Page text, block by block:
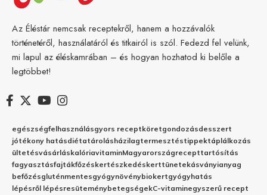
Az Éléstár nemcsak receptekről, hanem a hozzávalók
történetéről, használatáról és titkairól is szól. Fedezd fel velünk,
mi lapul az éléskamrában – és hogyan hozhatod ki belőle a
legtöbbet!
egészségfelhasználásgyors receptköretgondozásdesszert
jótékony hatásdiétatárolásházilagtermesztéstippektáplálkozás
ültetésvásárláskalóriavitaminMagyarországrecepttartósítás
fagyasztásfajtákfőzéskertészkedéskerttünetekásványianyag
befőzésgluténmentesgyógynövénybiokertgyógyhatás
lépésről lépésresüteménybetegségekC-vitaminegyszerű recept